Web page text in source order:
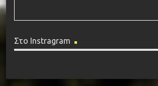
Στο Instragram